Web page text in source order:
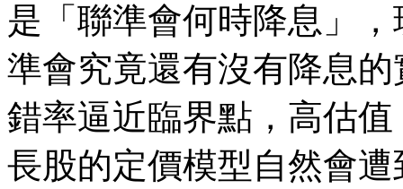
是「聯準會何時降息」
準會究竟還有沒有降息
錯率逼近臨界點，高估
長股的定價模型自然會遭